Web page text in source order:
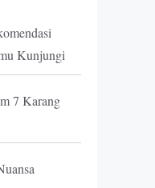
Kunjungi
7 Karang